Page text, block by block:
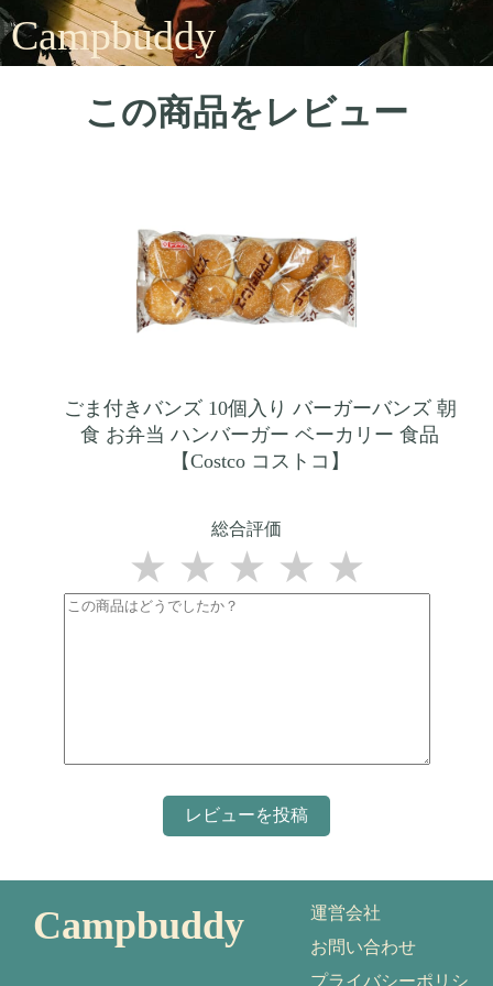
Campbuddy
この商品をレビュー
ごま付きバンズ 10個入り バーガーバンズ 朝
食 お弁当 ハンバーガー ベーカリー 食品
【Costco コストコ】
総合評価
★
★
★
★
★
Campbuddy
運営会社
お問い合わせ
プライバシーポリシ